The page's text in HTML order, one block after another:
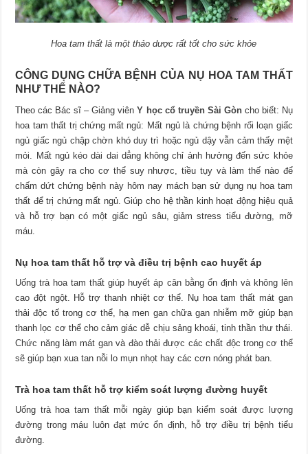
Hoa tam thất là một thảo dược rất tốt cho sức khỏe
CÔNG DỤNG CHỮA BỆNH CỦA NỤ HOA TAM THẤT
NHƯ THẾ NÀO?
Theo các Bác sĩ – Giảng viênY học cổ truyền Sài Gòncho biết: Nụ
hoa tam thất trị chứng mất ngủ: Mất ngủ là chứng bệnh rối loạn giấc
ngủ giấc ngủ chập chờn khó duy trì hoặc ngủ dậy vẫn cảm thấy mệt
mỏi. Mất ngủ kéo dài dai dẳng không chỉ ảnh hưởng đến sức khỏe
mà còn gây ra cho cơ thể suy nhược, tiều tụy và làm thế nào để
chấm dứt chứng bệnh này hôm nay mách bạn sử dụng nụ hoa tam
thất để trị chứng mất ngủ. Giúp cho hệ thần kinh hoạt động hiệu quả
và hỗ trợ bạn có một giấc ngủ sâu, giảm stress tiểu đường, mỡ
máu.
Nụ hoa tam thất hỗ trợ và điều trị bệnh cao huyết áp
Uống trà hoa tam thất giúp huyết áp cân bằng ổn định và không lên
cao đột ngột. Hỗ trợ thanh nhiệt cơ thể. Nụ hoa tam thất mát gan
thải độc tố trong cơ thể, hạ men gan chữa gan nhiễm mỡ giúp bạn
thanh lọc cơ thể cho cảm giác dễ chịu sảng khoái, tinh thần thư thái.
Chức năng làm mát gan và đào thải được các chất độc trong cơ thể
sẽ giúp bạn xua tan nỗi lo mụn nhọt hay các cơn nóng phát ban.
Trà hoa tam thất hỗ trợ kiểm soát lượng đường huyết
Uống trà hoa tam thất mỗi ngày giúp bạn kiểm soát được lượng
đường trong máu luôn đạt mức ổn định, hỗ trợ điều trị bệnh tiểu
đường.